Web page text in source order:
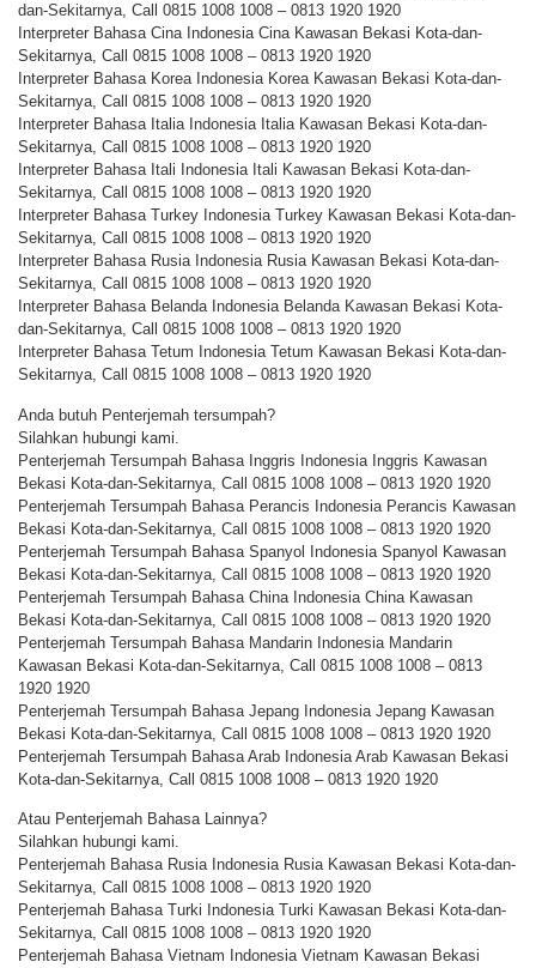
dan-Sekitarnya, Call 0815 1008 1008 – 0813 1920 1920
Interpreter Bahasa Cina Indonesia Cina Kawasan Bekasi Kota-dan-
Sekitarnya, Call 0815 1008 1008 – 0813 1920 1920
Interpreter Bahasa Korea Indonesia Korea Kawasan Bekasi Kota-dan-
Sekitarnya, Call 0815 1008 1008 – 0813 1920 1920
Interpreter Bahasa Italia Indonesia Italia Kawasan Bekasi Kota-dan-
Sekitarnya, Call 0815 1008 1008 – 0813 1920 1920
Interpreter Bahasa Itali Indonesia Itali Kawasan Bekasi Kota-dan-
Sekitarnya, Call 0815 1008 1008 – 0813 1920 1920
Interpreter Bahasa Turkey Indonesia Turkey Kawasan Bekasi Kota-dan-
Sekitarnya, Call 0815 1008 1008 – 0813 1920 1920
Interpreter Bahasa Rusia Indonesia Rusia Kawasan Bekasi Kota-dan-
Sekitarnya, Call 0815 1008 1008 – 0813 1920 1920
Interpreter Bahasa Belanda Indonesia Belanda Kawasan Bekasi Kota-
dan-Sekitarnya, Call 0815 1008 1008 – 0813 1920 1920
Interpreter Bahasa Tetum Indonesia Tetum Kawasan Bekasi Kota-dan-
Sekitarnya, Call 0815 1008 1008 – 0813 1920 1920
Anda butuh Penterjemah tersumpah?
Silahkan hubungi kami.
Penterjemah Tersumpah Bahasa Inggris Indonesia Inggris Kawasan
Bekasi Kota-dan-Sekitarnya, Call 0815 1008 1008 – 0813 1920 1920
Penterjemah Tersumpah Bahasa Perancis Indonesia Perancis Kawasan
Bekasi Kota-dan-Sekitarnya, Call 0815 1008 1008 – 0813 1920 1920
Penterjemah Tersumpah Bahasa Spanyol Indonesia Spanyol Kawasan
Bekasi Kota-dan-Sekitarnya, Call 0815 1008 1008 – 0813 1920 1920
Penterjemah Tersumpah Bahasa China Indonesia China Kawasan
Bekasi Kota-dan-Sekitarnya, Call 0815 1008 1008 – 0813 1920 1920
Penterjemah Tersumpah Bahasa Mandarin Indonesia Mandarin
Kawasan Bekasi Kota-dan-Sekitarnya, Call 0815 1008 1008 – 0813
1920 1920
Penterjemah Tersumpah Bahasa Jepang Indonesia Jepang Kawasan
Bekasi Kota-dan-Sekitarnya, Call 0815 1008 1008 – 0813 1920 1920
Penterjemah Tersumpah Bahasa Arab Indonesia Arab Kawasan Bekasi
Kota-dan-Sekitarnya, Call 0815 1008 1008 – 0813 1920 1920
Atau Penterjemah Bahasa Lainnya?
Silahkan hubungi kami.
Penterjemah Bahasa Rusia Indonesia Rusia Kawasan Bekasi Kota-dan-
Sekitarnya, Call 0815 1008 1008 – 0813 1920 1920
Penterjemah Bahasa Turki Indonesia Turki Kawasan Bekasi Kota-dan-
Sekitarnya, Call 0815 1008 1008 – 0813 1920 1920
Penterjemah Bahasa Vietnam Indonesia Vietnam Kawasan Bekasi